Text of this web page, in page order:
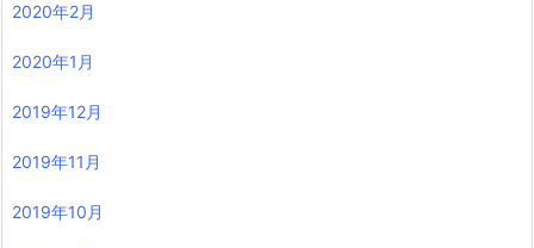
2020年2月
2020年1月
2019年12月
2019年11月
2019年10月